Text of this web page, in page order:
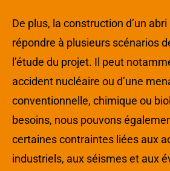
De plus, la construction d’un
répondre à plusieurs scénarios
l’étude du projet. Il peut
accident nucléaire ou d’une
conventionnelle, chimique ou
besoins, nous pouvons
certaines contraintes liées aux
industriels, aux séismes et aux